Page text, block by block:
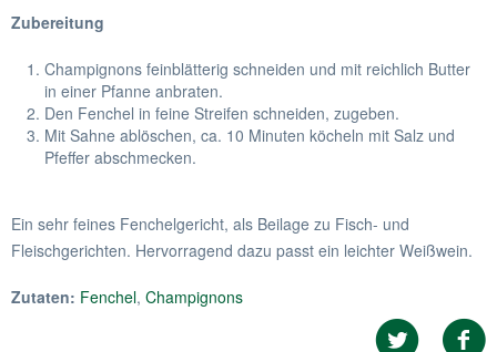
Zubereitung
Champignons feinblätterig schneiden und mit reichlich Butter
in einer Pfanne anbraten.
Den Fenchel in feine Streifen schneiden, zugeben.
Mit Sahne ablöschen, ca. 10 Minuten köcheln mit Salz und
Pfeffer abschmecken.
Ein sehr feines Fenchelgericht, als Beilage zu Fisch- und
Fleischgerichten. Hervorragend dazu passt ein leichter Weißwein.
Zutaten: Fenchel, Champignons